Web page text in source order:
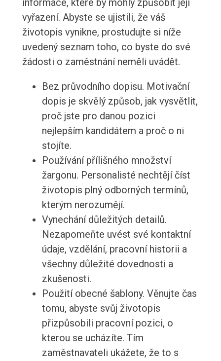
informace, které by mohly způsobit její
vyřazení. Abyste se ujistili, že váš
životopis vynikne, prostudujte si níže
uvedený seznam toho, co byste do své
žádosti o zaměstnání neměli uvádět.
Bez průvodního dopisu. Motivační
dopis je skvělý způsob, jak vysvětlit,
proč jste pro danou pozici
nejlepším kandidátem a proč o ni
stojíte.
Používání přílišného množství
žargonu. Personalisté nechtějí číst
životopis plný odborných termínů,
kterým nerozumějí.
Vynechání důležitých detailů.
Nezapomeňte uvést své kontaktní
údaje, vzdělání, pracovní historii a
všechny důležité dovednosti a
zkušenosti.
Použití obecné šablony. Věnujte čas
tomu, abyste svůj životopis
přizpůsobili pracovní pozici, o
kterou se ucházíte. Tím
zaměstnavateli ukážete, že to s